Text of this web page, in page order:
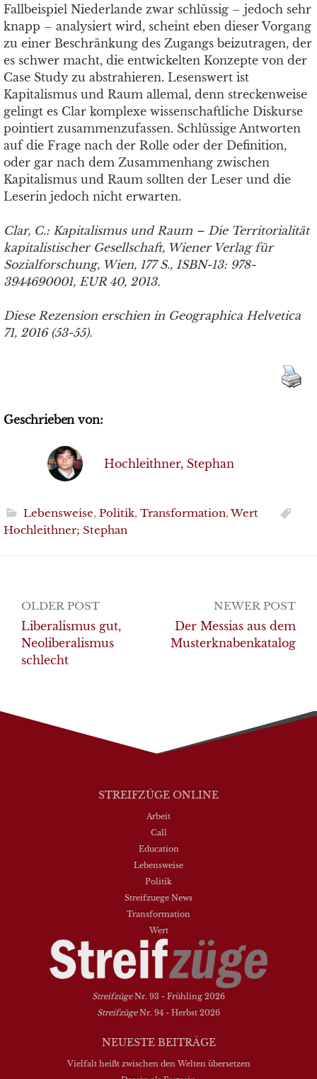
Fallbeispiel Niederlande zwar schlüssig – jedoch sehr
knapp – analysiert wird, scheint eben dieser Vorgang
zu einer Beschränkung des Zugangs beizutragen, der
es schwer macht, die entwickelten Konzepte von der
Case Study zu abstrahieren. Lesenswert ist
Kapitalismus und Raum allemal, denn streckenweise
gelingt es Clar komplexe wissenschaftliche Diskurse
pointiert zusammenzufassen. Schlüssige Antworten
auf die Frage nach der Rolle oder der Definition,
oder gar nach dem Zusammenhang zwischen
Kapitalismus und Raum sollten der Leser und die
Leserin jedoch nicht erwarten.
Clar, C.: Kapitalismus und Raum – Die Territorialität
kapitalistischer Gesellschaft, Wiener Verlag für
Sozialforschung, Wien, 177 S., ISBN-13: 978-
3944690001, EUR 40, 2013.
Diese Rezension erschien in Geographica Helvetica
71, 2016 (53-55).
Geschrieben von:
Hochleithner, Stephan
Lebensweise, Politik, Transformation,Wert
Hochleithner; Stephan
Post
navigation
OLDER POST
Liberalismus gut,
Neoliberalismus
schlecht
NEWER POST
Der Messias aus dem
Musterknabenkatalog
STREIFZÜGE ONLINE
Arbeit
Call
Education
Lebensweise
Politik
Streifzuege News
Transformation
Wert
StreifzügeNr. 93 - Frühling 2026
StreifzügeNr. 94 - Herbst 2026
NEUESTE BEITRÄGE
Vielfalt heißt zwischen den Welten übersetzen